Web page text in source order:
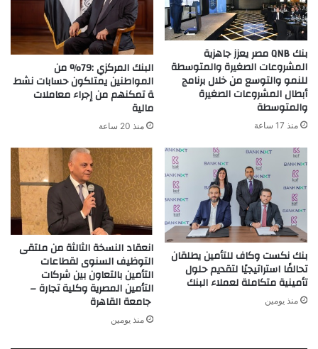
بنك QNB مصر يعزز جاهزية
المشروعات الصغيرة والمتوسطة
للنمو والتوسع من خلال برنامج
أبطال المشروعات الصغيرة
والمتوسطة
منذ 17 ساعة
البنك المركزي :79% من
المواطنين يمتلكون حسابات نشط
ة تمكنهم من إجراء معاملات
مالية
منذ 20 ساعة
بنك نكست وكاف للتأمين يطلقان
تحالفًا استراتيجيًا لتقديم حلول
تأمينية متكاملة لعملاء البنك
منذ يومين
انعقاد النسخة الثالثة من ملتقى
التوظيف السنوى لقطاعات
التأمين بالتعاون بين شركات
التأمين المصرية وكلية تجارة –
جامعة القاهرة
منذ يومين